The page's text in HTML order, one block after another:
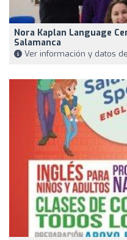
Nora Kaplan Language
Salamanca
Ver información y datos